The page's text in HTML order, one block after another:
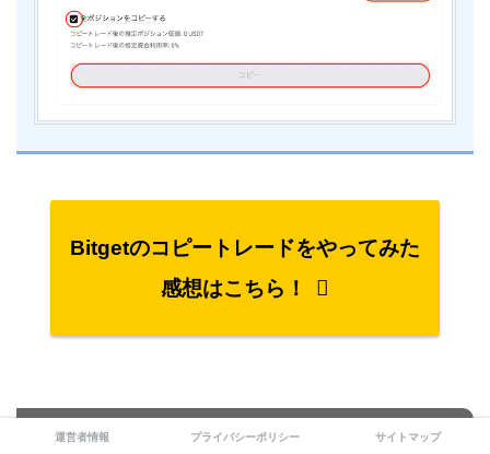
Bitgetのコピートレードをやってみた
感想はこちら！
Bitgetのコピートレードで優秀なト
運営者情報 プライバシーポリシー サイトマップ